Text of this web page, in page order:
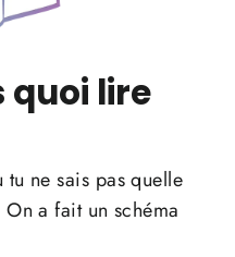
quoi lire
tu ne sais pas quelle
a fait un schéma